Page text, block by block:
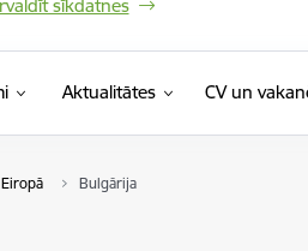
sīkdatnes
Aktualitātes CV un
Bulgārija